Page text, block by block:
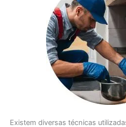
Existem diversas técnicas